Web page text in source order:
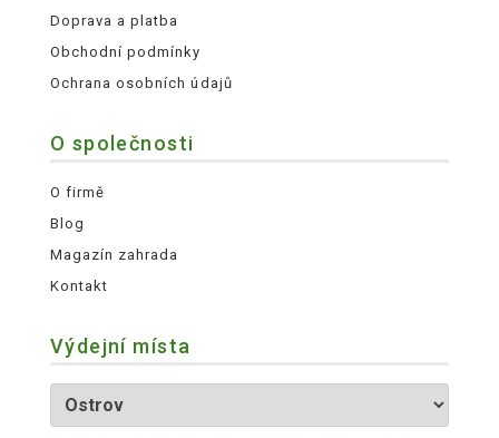
Doprava a platba
Obchodní podmínky
Ochrana osobních údajů
O společnosti
O firmě
Blog
Magazín zahrada
Kontakt
Výdejní místa